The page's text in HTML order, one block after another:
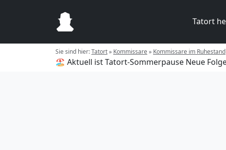
Tatort
Sie sind hier:Tatort» Kommissare» Kommissare im Ruhestand
🏖️ Aktuell ist Tatort-Sommerpause Neue